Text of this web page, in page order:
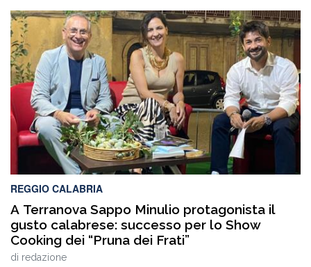
artificiale, progettata per offrire agli investitori in
criptovalute un reddito passivo stabile. Con oltre 5,5
milioni di utenti registrati in tutto il mondo, SHRMiner sta
definendo nuovi standard di praticità, trasparenza e
redditività nel settore […]
REGGIO CALABRIA
A Terranova Sappo Minulio protagonista il
gusto calabrese: successo per lo Show
Cooking dei “Pruna dei Frati”
di redazione